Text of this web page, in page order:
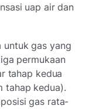
uap air dan
untuk gas yang
permukaan
tahap kedua
tahap kedua).
gas rata-